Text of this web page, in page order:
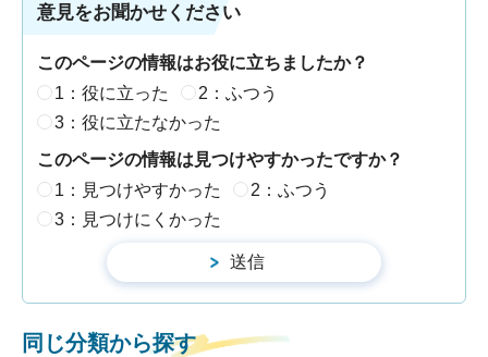
意見をお聞かせください
このページの情報はお役に立ちましたか？
1：役に立った
2：ふつう
3：役に立たなかった
このページの情報は見つけやすかったですか？
1：見つけやすかった
2：ふつう
3：見つけにくかった
同じ分類から探す